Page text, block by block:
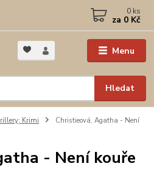
Menu
Hledat
0 ks
za 0 Kč
Krimi
Christieová, Agatha - Není
- Není kouře